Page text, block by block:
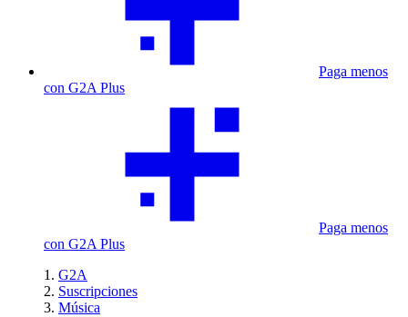
Paga menos
con G2A Plus
Paga menos
con G2A Plus
G2A
Suscripciones
Música